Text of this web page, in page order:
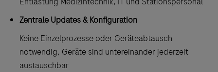
Zentrale Updates & Konfiguration
Keine Einzelprozesse oder Geräteabtausch
notwendig, Geräte sind untereinander jederzeit
austauschbar